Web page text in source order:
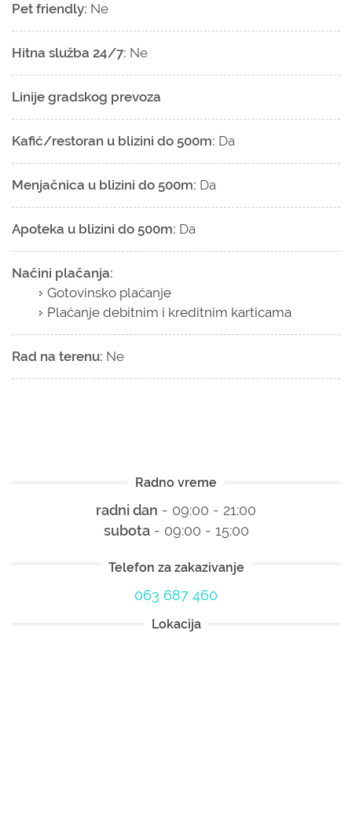
Radno vreme
radni dan - 09:00 - 21:00
subota- 09:00 - 15:00
Telefon za zakazivanje
063 687 460
Lokacija
Pet friendly: Ne
Hitna služba 24/7: Ne
Linije gradskog prevoza
Kafić/restoran u blizini do 500m: Da
Menjačnica u blizini do 500m: Da
Apoteka u blizini do 500m: Da
Načini plačanja:
Gotovinsko plaćanje
Plaćanje debitnim i kreditnim karticama
Rad na terenu: Ne